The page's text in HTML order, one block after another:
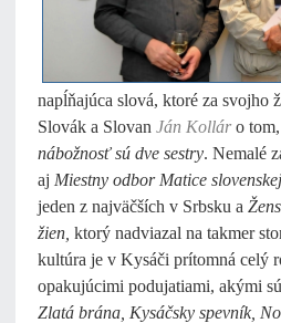
napĺňajúca slová, ktoré za
Slovák a Slovan Ján Kolláro
nábožnosť sú dve sestry. Nemalé
aj Miestny odbor Matice slovenskej,
jeden z najväčších v Srbsku a
žien, ktorý nadviazal na takmer
kultúra je v Kysáči prítomná celý
opakujúcimi podujatiami, akými sú
Zlatá brána, Kysáčsky spevník,